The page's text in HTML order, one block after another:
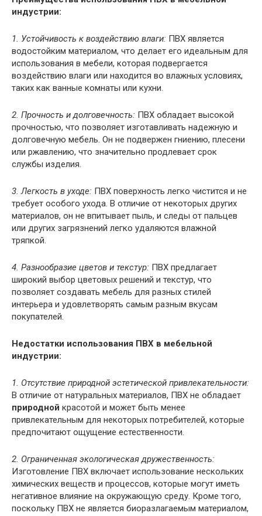
индустрии:
1. Устойчивость к воздействию влаги: ПВХ является
водостойким материалом, что делает его идеальным для
использования в мебели, которая подвергается
воздействию влаги или находится во влажных условиях,
таких как ванные комнаты или кухни.
2. Прочность и долговечность: ПВХ обладает высокой
прочностью, что позволяет изготавливать надежную и
долговечную мебель. Он не подвержен гниению, плесени
или ржавлению, что значительно продлевает срок
службы изделия.
3. Легкость в уходе: ПВХ поверхность легко чистится и не
требует особого ухода. В отличие от некоторых других
материалов, он не впитывает пыль, и следы от пальцев
или других загрязнений легко удаляются влажной
тряпкой.
4. Разнообразие цветов и текстур: ПВХ предлагает
широкий выбор цветовых решений и текстур, что
позволяет создавать мебель для разных стилей
интерьера и удовлетворять самым разным вкусам
покупателей.
Недостатки использования ПВХ в мебельной
индустрии:
1. Отсутствие природной эстетической привлекательности:
В отличие от натуральных материалов, ПВХ не обладает
природной красотой и может быть менее
привлекательным для некоторых потребителей, которые
предпочитают ощущение естественности.
2. Ограниченная экологическая дружественность:
Изготовление ПВХ включает использование нескольких
химических веществ и процессов, которые могут иметь
негативное влияние на окружающую среду. Кроме того,
поскольку ПВХ не является биоразлагаемым материалом,